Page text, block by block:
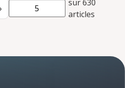
sur 630
articles